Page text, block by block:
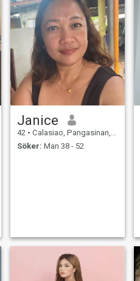
Janice
42 • Calasiao, Pangasinan, Filippinerna
Söker: Man 38 - 52